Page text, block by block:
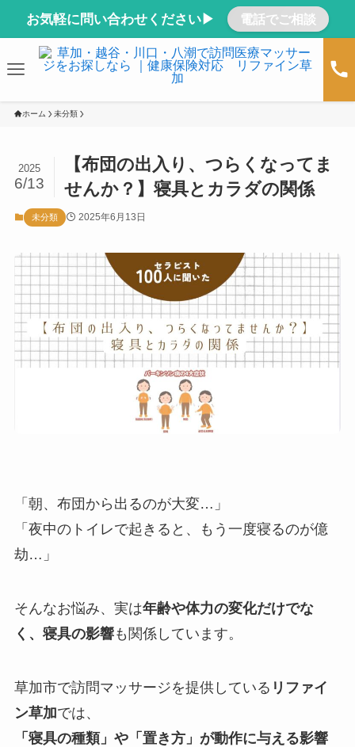
お気軽に問い合わせください▶ 電話でご相談
ホーム 未分類
【布団の出入り、つらくなってま
せんか？】寝具とカラダの関係
2025
6/13
未分類 2025年6月13日
「朝、布団から出るのが大変…」
「夜中のトイレで起きると、もう一度寝るのが億
劫…」
そんなお悩み、実は年齢や体力の変化だけでな
く、寝具の影響も関係しています。
草加市で訪問マッサージを提供している リファイ
ン草加では、
「寝具の種類」や「置き方」が動作に与える影響